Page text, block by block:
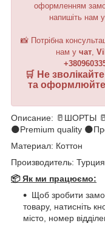
оформленням
напишіть нам
📸 Потрібна
нам у чат
🛒 Не
та оформлюйте
Описание: 🥛ШОРТЫ
🌑Premium quality
Материал: Коттон
Производитель: Турция
📦 Як ми працюємо:
Щоб зробити
товару, натисніть
місто, номер